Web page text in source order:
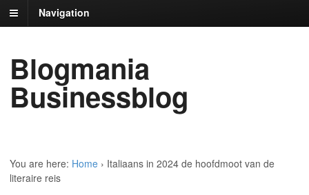
Navigation
Blogmania
Businessblog
You are here: Home › Italiaans in 2024 de hoofdmoot van de
literaire reis